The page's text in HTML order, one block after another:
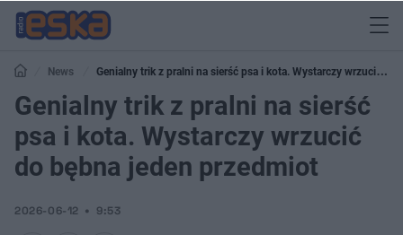
News
Genialny trik z pralni na sierść psa i kota. Wystarczy wrzucić do
bębna jeden przedmiot
Genialny trik z pralni na sierść
psa i kota. Wystarczy wrzucić
do bębna jeden przedmiot
2026-06-12 9:53